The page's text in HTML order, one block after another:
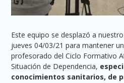
Este equipo se desplazó a
jueves 04/03/21 para mantener
profesorado del Ciclo Formativo
Situación de Dependencia,
conocimientos sanitarios, de